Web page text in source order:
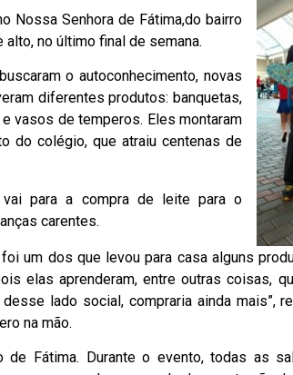
Nossa Senhora de Fátima,do bairro
no último final de semana.
o autoconhecimento, novas
diferentes produtos: banquetas,
vasos de temperos. Eles montaram
do colégio, que atraiu centenas de
para a compra de leite para o
carentes.
um dos que levou para casa alguns
elas aprenderam, entre outras coisas,
lado social, compraria ainda mais”,
na mão.
Fátima. Durante o evento, todas as